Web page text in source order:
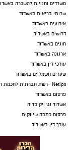
משרדים וחנויות להשכרה
שרותי בריאות באשדוד
אירועים באשדוד
דרושים באשדוד
חוגים באשדוד
ארנונה באשדוד
עורכי דין באשדוד
שערים חשמליים באשדוד
Netips -רשת חברתית לחכמת ההמונים
פרסום באשדוד
אשדוד נט ויקיפדיה
פרסום כתבה שיווקית
עורך דין באשדוד